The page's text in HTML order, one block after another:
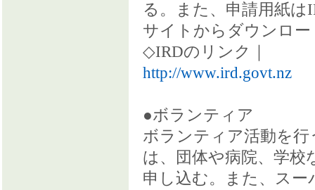
る。また、申請用紙は
サイトからダウンロー
◇IRDのリンク｜
http://www.ird.govt.nz
●ボランティア
ボランティア活動を行
は、団体や病院、学校
申し込む。また、スー